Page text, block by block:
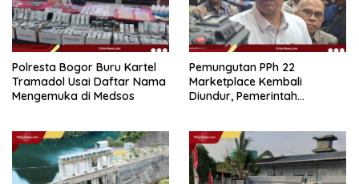
Polresta Bogor Buru Kartel
Tramadol Usai Daftar Nama
Mengemuka di Medsos
Pemungutan PPh 22
Marketplace Kembali
Diundur, Pemerintah